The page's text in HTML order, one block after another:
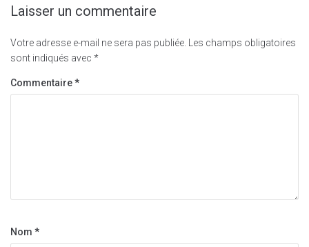
Laisser un commentaire
Votre adresse e-mail ne sera pas publiée. Les champs obligatoires
sont indiqués avec *
Commentaire*
Nom *